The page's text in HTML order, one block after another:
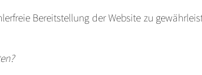
Bereitstellung der Website zu